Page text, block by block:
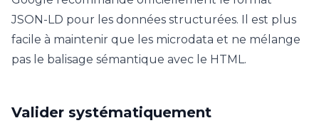
JSON-LD pour les données structurées. Il est plus
facile à maintenir que les microdata et ne mélange
pas le balisage sémantique avec le HTML.
Valider systématiquement